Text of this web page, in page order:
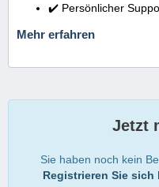
✔️ Persönlicher
Mehr erfahren
Jetzt
Sie haben noch kein
Registrieren Sie sich